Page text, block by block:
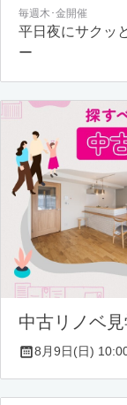
毎週木･金開催
平日夜にサクッ
ー
中古リノベ
8月9日(日)